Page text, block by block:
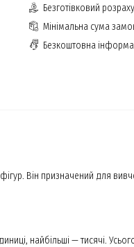
Безготівковий
Мінімальна сума
Безкоштовна
Він призначений для
найбільші — тисячі.